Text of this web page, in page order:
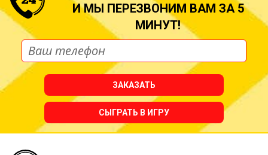
И МЫ ПЕРЕЗВОНИМ ВАМ ЗА 5
МИНУТ!
ЗАКАЗАТЬ
СЫГРАТЬ В ИГРУ